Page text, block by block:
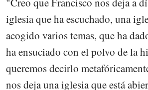
iglesia que ha escuchado, una
acogido varios temas, que ha
ha ensuciado con el polvo de la
queremos decirlo
nos deja una iglesia que está